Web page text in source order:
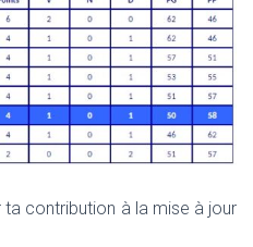
ta contribution à la mise à jour